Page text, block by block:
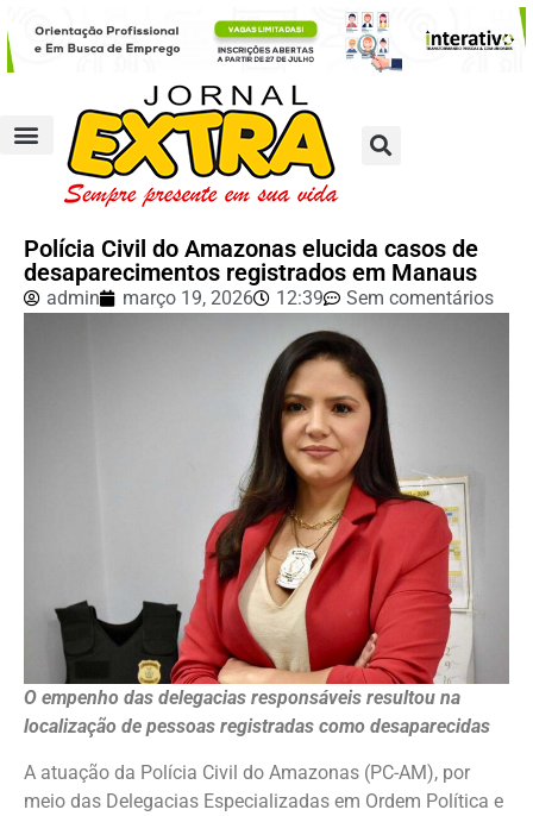
Polícia Civil do Amazonas elucida casos de
desaparecimentos registrados em Manaus
admin março 19, 2026 12:39 Sem comentários
O empenho das delegacias responsáveis resultou na
localização de pessoas registradas como desaparecidas
A atuação da Polícia Civil do Amazonas (PC-AM), por
meio das Delegacias Especializadas em Ordem Política e